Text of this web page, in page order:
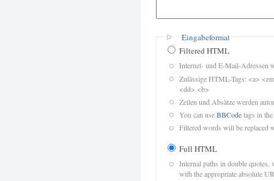
Eingabeformat
Filtered HTML
Internet- und E-Mail-Adressen
Zulässige HTML-Tags: <a>
<dd> <b>
Zeilen und Absätze werden
You can useBBCodetags in
Filtered words will be replaced
Full HTML
Internal paths in double quotes,
with the appropriate absolute